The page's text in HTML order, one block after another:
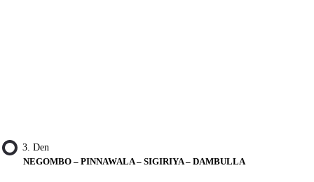
3. Den
NEGOMBO – PINNAWALA – SIGIRIYA – DAMBULLA